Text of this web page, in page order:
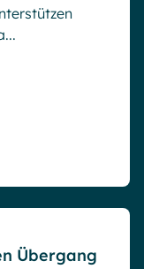
Übergang